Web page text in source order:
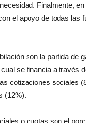
Finalmente,
el apoyo de todas las
son la partida de
se financia a través
cotizaciones sociales
(12%).
o cuotas son el